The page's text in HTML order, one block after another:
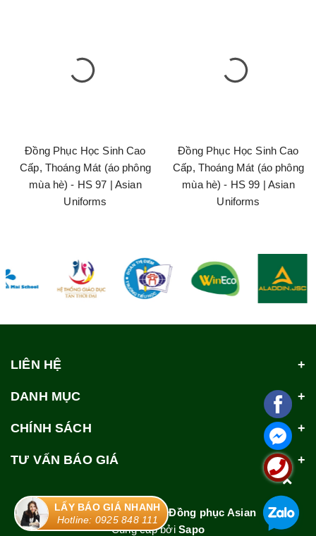
Đồng Phục Học Sinh Cao
Cấp, Thoáng Mát (áo phông
mùa hè) - HS 97 | Asian
Uniforms
Đồng Phục Học Sinh Cao
Cấp, Thoáng Mát (áo phông
mùa hè) - HS 99 | Asian
Uniforms
LIÊN HỆ
DANH MỤC
CHÍNH SÁCH
TƯ VẤN BÁO GIÁ
© Bản quyền thuộc vềĐồng phục Asian
Cung cấp bởiSapo
LẤY BÁO GIÁ NHANH
Hotline: 0925 848 111